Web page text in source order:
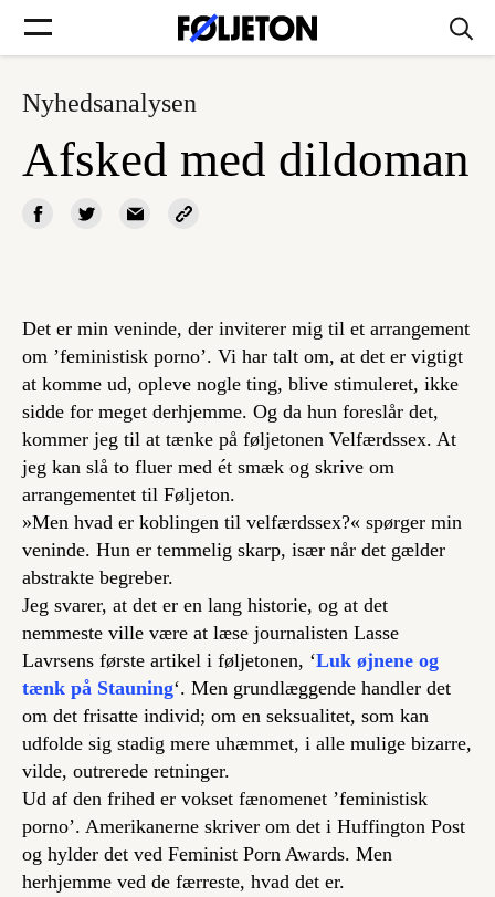
Forsider
Føljetoner
Søg
Min side
Log ind
Nyhedsanalysen
Afsked med dildoman
Det er min veninde, der inviterer mig til et arrangement
om ’feministisk porno’. Vi har talt om, at det er vigtigt
at komme ud, opleve nogle ting, blive stimuleret, ikke
sidde for meget derhjemme. Og da hun foreslår det,
kommer jeg til at tænke på føljetonen Velfærdssex. At
jeg kan slå to fluer med ét smæk og skrive om
arrangementet til Føljeton.
»Men hvad er koblingen til velfærdssex?« spørger min
veninde. Hun er temmelig skarp, især når det gælder
abstrakte begreber.
Jeg svarer, at det er en lang historie, og at det
nemmeste ville være at læse journalisten Lasse
Lavrsens første artikel i føljetonen, ‘Luk øjnene og
tænk på Stauning‘. Men grundlæggende handler det
om det frisatte individ; om en seksualitet, som kan
udfolde sig stadig mere uhæmmet, i alle mulige bizarre,
vilde, outrerede retninger.
Ud af den frihed er vokset fænomenet ’feministisk
porno’. Amerikanerne skriver om det i Huffington Post
og hylder det ved Feminist Porn Awards. Men
herhjemme ved de færreste, hvad det er.